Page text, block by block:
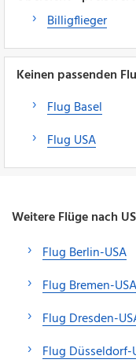
Billigflieger
Keinen passenden
Flug Basel
Flug USA
Weitere Flüge nach
Flug Berlin-USA
Flug Bremen-USA
Flug Dresden-
Flug Düsseldorf-